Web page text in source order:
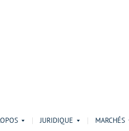
JURIDIQUE MARCHÉS